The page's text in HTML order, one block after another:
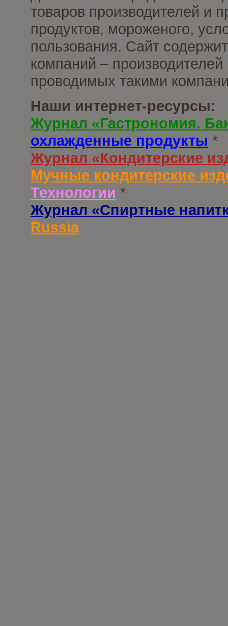
товаров производителей и
продуктов, мороженого,
пользования. Сайт
компаний –
проводимых такими
Наши интернет-ресурсы:
Журнал «Гастрономия.
охлажденные продукты *
Журнал «Кондитерские
Мучные кондитерские
Технологии *
Журнал «Спиртные
Russia